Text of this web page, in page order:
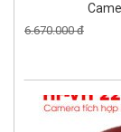
6.670.000 đ